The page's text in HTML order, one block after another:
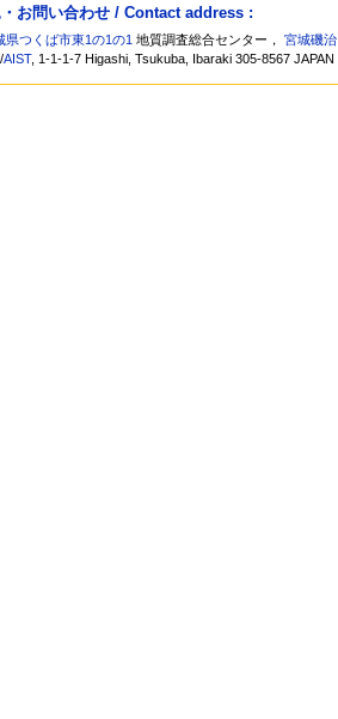
お問い合わせ / Contact address :
県つくば市東1の1の1 地質調査総合センター，宮城磯治
/AIST, 1-1-1-7 Higashi, Tsukuba, Ibaraki 305-8567 JAPAN